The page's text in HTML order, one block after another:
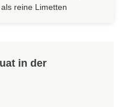
reine Limetten
in der